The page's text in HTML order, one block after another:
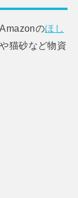
のほし
猫砂など物資